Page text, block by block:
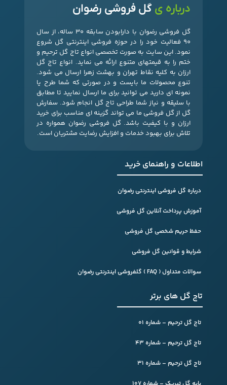
درباره ی گل فروشی رضوان
گل فروشی رضوان با دارابودن سابقه 30 ساله، از سال
90 فعالیت خود را در حوزه فروشی اینترنتی گل شروع
نمود. این سایت به صورت تخصصی انواع تاج گل ترحیم و
ختم را به قیمتهای متنوع ارائه می نماید. انواع تاج گل
ارزان به کلیه نقاط تهران و بهشت زهرا ارسال می شود.
تنوع محصولات ما بایست و در صورتی که شما طرح یا
نمونه ای دارید می توانید برای ما ارسال نمایید تا مطابق
با سلیقه و نیاز شما طراحی تاج گل انجام شود. سفارش
گل از گل فروشی ما می تواند گزینه ای مناسب برای خرید
ارزان و با کیفیت باشد. گل فروشی رضوان همواره در
تلاش برای بهبود خدمات و افزایش رضایت مشتریان است.
اطلاعات و راهنمای خرید
درباره گل فروشی اینترنتی رضوان
آموزش پرداخت آنلاین گل فروشی
حفظ حریم شخصی گل فروشی
شرایط و قوانین گل فروشی
سوالات متداول ( FAQ ) گلفروشی اینترنتی رضوان
تاج گل های برتر
تاج گل ترحیم – شماره 01
تاج گل ترحیم – شماره 43
تاج گل ترحیم – شماره 31